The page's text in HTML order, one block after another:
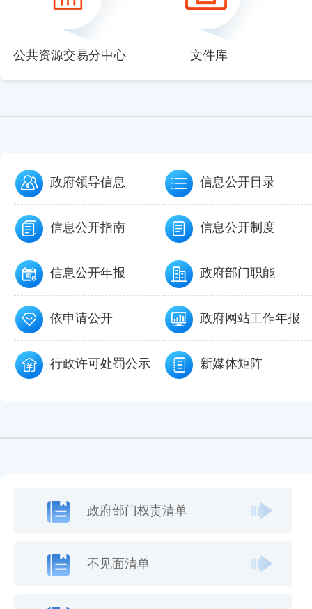
公共资源交易分中心 文件库
政府领导信息 信息公开目录
信息公开指南 信息公开制度
信息公开年报 政府部门职能
依申请公开 政府网站工作年报
行政许可处罚公示 新媒体矩阵
政府部门权责清单
不见面清单